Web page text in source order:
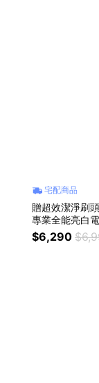
宅配商品
贈超效潔淨刷
專業全能亮白
$6,290